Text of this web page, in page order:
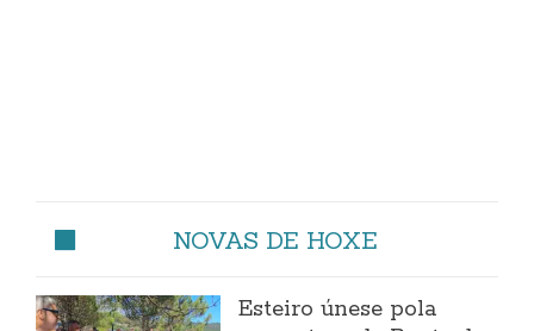
NOVAS DE HOXE
Esteiro únese pola